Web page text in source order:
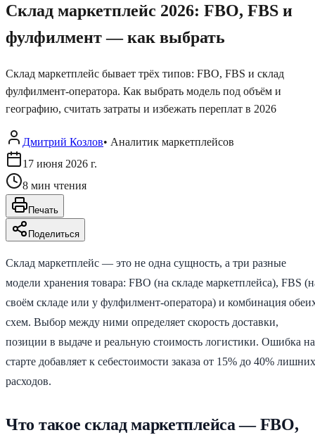
Склад маркетплейс 2026: FBO, FBS и
фулфилмент — как выбрать
Склад маркетплейс бывает трёх типов: FBO, FBS и склад
фулфилмент-оператора. Как выбрать модель под объём и
географию, считать затраты и избежать переплат в 2026
Дмитрий Козлов• Аналитик маркетплейсов
17 июня 2026 г.
8 мин чтения
Печать
Поделиться
Склад маркетплейс — это не одна сущность, а три разные
модели хранения товара: FBO (на складе маркетплейса), FBS
своём складе или у фулфилмент-оператора) и комбинация
схем. Выбор между ними определяет скорость доставки,
позиции в выдаче и реальную стоимость логистики. Ошибка на
старте добавляет к себестоимости заказа от 15% до 40% лишних
расходов.
Что такое склад маркетплейса — FBO,